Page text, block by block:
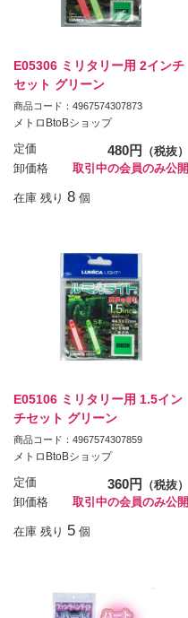
E05306 ミリタリー用 2インチ
セット グリーン
商品コード：4967574307873
メトロBtoBショップ
定価 480円
（税抜）
卸価格
取引中の会員のみ公開
在庫 残り 8 個
E05106 ミリタリー用 1.5イン
チセット グリーン
商品コード：4967574307859
メトロBtoBショップ
定価 360円
（税抜）
卸価格
取引中の会員のみ公開
在庫 残り 5 個